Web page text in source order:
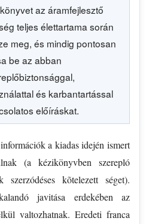
az áramfejlesztő
teljes élettartama során
meg, és mindig pontosan
be az abban
és karbantartással
előíráskat.
a kiadas idején ismert
(a kézikönyvben szerepló
szerzódéses kõtelezett séget).
javitása erdekében az
valtozhatnak. Eredeti franca